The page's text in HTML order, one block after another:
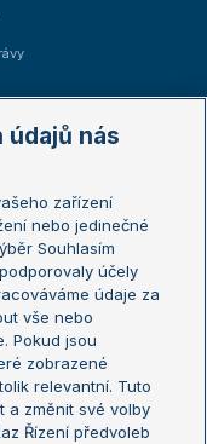
nás
zařízení
nebo jedinečné
Souhlasím
účely
údaje za
vše nebo
Pokud jsou
zobrazené
relevantní. Tuto
a změnit své volby
Řízení předvoleb